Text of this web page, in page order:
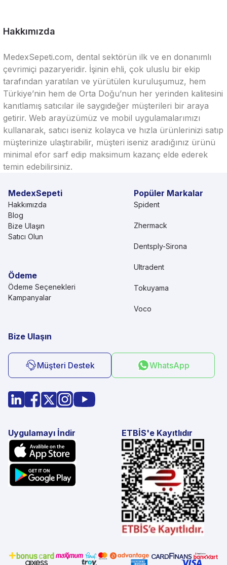
Hakkımızda
MedexSepeti.com, dental sektörün ilk ve en donanımlı
çevrimiçi pazaryeridir. İşinin ehli, çok uluslu bir ekip
tarafından yaratılan ve yürütülen kuruluşumuz, hem
Türkiye’nin hem de Orta Doğu’nun her yerinden kalitesini
kanıtlamış satıcılar ile saygıdeğer müşterileri bir araya
getirir. Web arayüzümüz ve mobil uygulamalarımızı
kullanarak, satıcı iseniz kolayca ve hızla ürünlerinizi satıp
müşterinize ulaştırabilir, müşteri iseniz aradığınız ürünü
minimal efor sarf edip maksimum kazanç elde ederek
temin edebilirsiniz.
MedexSepeti
Hakkımızda
Blog
Bize Ulaşın
Satıcı Olun
Ödeme
Ödeme Seçenekleri
Kampanyalar
Popüler Markalar
Spident
Zhermack
Dentsply-Sirona
Ultradent
Tokuyama
Voco
Bize Ulaşın
Müşteri Destek WhatsApp
Uygulamayı İndir ETBİS'e Kayıtlıdır